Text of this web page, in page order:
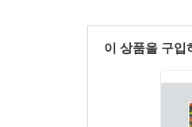
이 상품을 구입